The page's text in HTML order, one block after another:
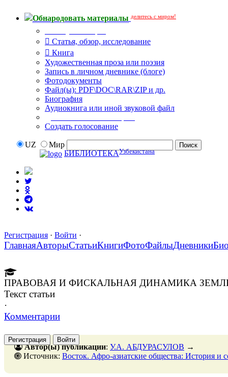
Обнародовать материалы делитесь с миром!
Статья, обзор, исследование
Книга
Художественная проза или поэзия
Запись в личном дневнике (блоге)
Фотодокументы
Файл(ы): PDF\DOC\RAR\ZIP и др.
Биография
Аудиокнига или иной звуковой файл
Создать голосование
UZ
Мир
БИБЛИОТЕКАУзбекистана
Регистрация · Войти ·
ГлавнаяАвторыСтатьиКнигиФотоФайлыДневники
ПРАВОВАЯ И ФИСКАЛЬНАЯ ДИНАМИКА
Текст статьи
·
Комментарии
Регистрация Войти
Автор(ы) публикации: У.А. АБДУРАСУЛОВ →
Источник: Восток. Афро-азиатские общества: История и современность, № 4, 31